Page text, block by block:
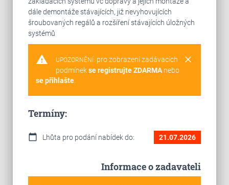
dále demontáže stávajících, již nevyhovujících
šroubovaných regálů a rozšíření stávajících úložných
systémů
warning clear
UPOZORNĚNÍ: pro zobrazení zadávacích
podmínekse registrujte ZDARMAnebo
se přihlašte.
Termíny:
calendar_today Lhůta pro podání nabídek do: 21.07.2026
Informace o zadavateli